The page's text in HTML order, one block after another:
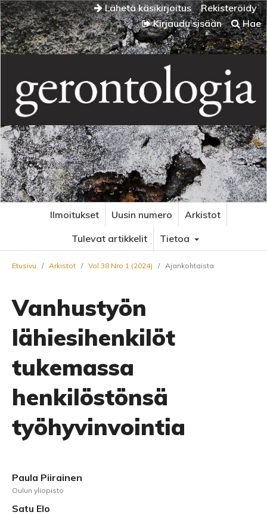
Lähetä käsikirjoitus
Rekisteröidy
Kirjaudu sisään
Hae
Ilmoitukset Uusin numero
Arkistot
Tulevat artikkelit
Tietoa
Etusivu / Arkistot / Vol 38 Nro 1 (2024) / Ajankohtaista
Vanhustyön
lähiesihenkilöt
tukemassa
henkilöstönsä
työhyvinvointia
Paula Piirainen
Oulun yliopisto
Satu Elo